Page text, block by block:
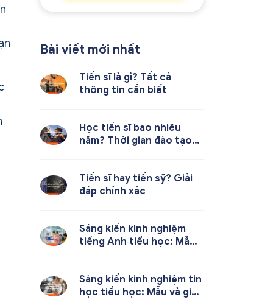
Bài viết mới nhất
Tiến sĩ là gì? Tất cả
thông tin cần biết
Học tiến sĩ bao nhiêu
năm? Thời gian đào tạo
Tiến sĩ hay tiến sỹ? Giải
đáp chính xác
Sáng kiến kinh nghiệm
tiếng Anh tiểu học: Mẫu
Sáng kiến kinh nghiệm tin
học tiểu học: Mẫu và giải